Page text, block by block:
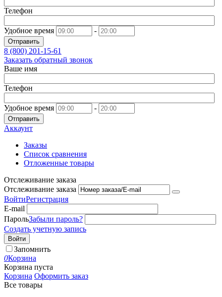
Телефон
Удобное время -
Отправить
8 (800) 201-15-61
Заказать обратный звонок
Ваше имя
Телефон
Удобное время -
Отправить
Аккаунт
Заказы
Список сравнения
Отложенные товары
Отслеживание заказа
Отслеживание заказа
ВойтиРегистрация
E-mail
ПарольЗабыли пароль?
Создать учетную запись
Войти
Запомнить
0Корзина
Корзина пуста
Корзина Оформить заказ
Все товары